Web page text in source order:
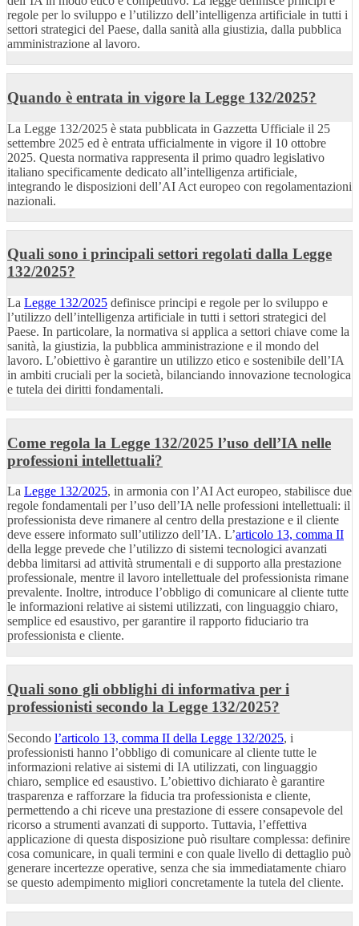
regole per lo sviluppo e l’utilizzo dell’intelligenza artificiale in tutti i
settori strategici del Paese, dalla sanità alla giustizia, dalla pubblica
amministrazione al lavoro.
Quando è entrata in vigore la Legge 132/2025?
La Legge 132/2025 è stata pubblicata in Gazzetta Ufficiale il 25
settembre 2025 ed è entrata ufficialmente in vigore il 10 ottobre
2025. Questa normativa rappresenta il primo quadro legislativo
italiano specificamente dedicato all’intelligenza artificiale,
integrando le disposizioni dell’AI Act europeo con regolamentazioni
nazionali.
Quali sono i principali settori regolati dalla Legge
132/2025?
La Legge 132/2025 definisce principi e regole per lo sviluppo e
l’utilizzo dell’intelligenza artificiale in tutti i settori strategici del
Paese. In particolare, la normativa si applica a settori chiave come la
sanità, la giustizia, la pubblica amministrazione e il mondo del
lavoro. L’obiettivo è garantire un utilizzo etico e sostenibile dell’IA
in ambiti cruciali per la società, bilanciando innovazione tecnologica
e tutela dei diritti fondamentali.
Come regola la Legge 132/2025 l’uso dell’IA nelle
professioni intellettuali?
La Legge 132/2025, in armonia con l’AI Act europeo, stabilisce due
regole fondamentali per l’uso dell’IA nelle professioni intellettuali: il
professionista deve rimanere al centro della prestazione e il cliente
deve essere informato sull’utilizzo dell’IA. L’articolo 13, comma II
della legge prevede che l’utilizzo di sistemi tecnologici avanzati
debba limitarsi ad attività strumentali e di supporto alla prestazione
professionale, mentre il lavoro intellettuale del professionista rimane
prevalente. Inoltre, introduce l’obbligo di comunicare al cliente tutte
le informazioni relative ai sistemi utilizzati, con linguaggio chiaro,
semplice ed esaustivo, per garantire il rapporto fiduciario tra
professionista e cliente.
Quali sono gli obblighi di informativa per i
professionisti secondo la Legge 132/2025?
Secondo l’articolo 13, comma II della Legge 132/2025, i
professionisti hanno l’obbligo di comunicare al cliente tutte le
informazioni relative ai sistemi di IA utilizzati, con linguaggio
chiaro, semplice ed esaustivo. L’obiettivo dichiarato è garantire
trasparenza e rafforzare la fiducia tra professionista e cliente,
permettendo a chi riceve una prestazione di essere consapevole del
ricorso a strumenti avanzati di supporto. Tuttavia, l’effettiva
applicazione di questa disposizione può risultare complessa: definire
cosa comunicare, in quali termini e con quale livello di dettaglio può
generare incertezze operative, senza che sia immediatamente chiaro
se questo adempimento migliori concretamente la tutela del cliente.